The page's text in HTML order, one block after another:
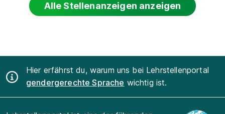
Alle Stellenanzeigen anzeigen
Hier erfährst du, warum uns bei Lehrstellenportal
gendergerechte Sprache wichtig ist.